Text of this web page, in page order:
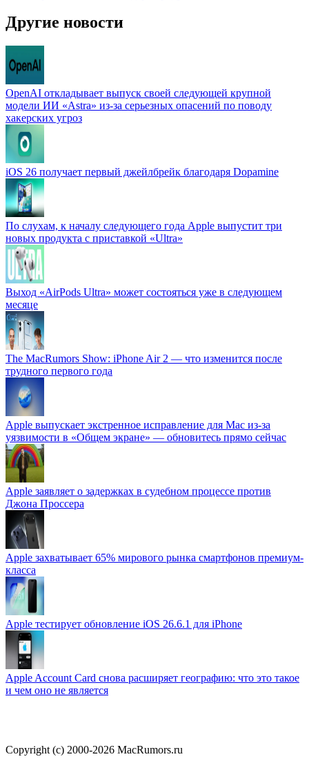
Другие новости
OpenAI откладывает выпуск своей следующей крупной
модели ИИ «Astra» из-за серьезных опасений по поводу
хакерских угроз
iOS 26 получает первый джейлбрейк благодаря Dopamine
По слухам, к началу следующего года Apple выпустит три
новых продукта с приставкой «Ultra»
Выход «AirPods Ultra» может состояться уже в следующем
месяце
The MacRumors Show: iPhone Air 2 — что изменится после
трудного первого года
Apple выпускает экстренное исправление для Mac из-за
уязвимости в «Общем экране» — обновитесь прямо сейчас
Apple заявляет о задержках в судебном процессе против
Джона Проссера
Apple захватывает 65% мирового рынка смартфонов премиум-
класса
Apple тестирует обновление iOS 26.6.1 для iPhone
Apple Account Card снова расширяет географию: что это такое
и чем оно не является
Copyright (c) 2000-2026 MacRumors.ru